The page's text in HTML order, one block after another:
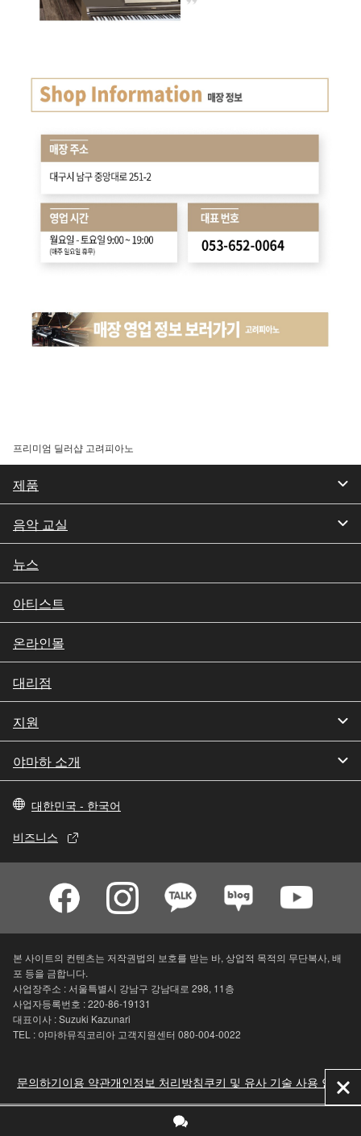
닫
기
프리미엄 딜러샵 고려피아노
제품
음악 교실
뉴스
아티스트
온라인몰
대리점
지원
야마하 소개
대한민국 - 한국어
비즈니스
본 사이트의 컨텐츠는 저작권법의 보호를 받는 바, 상업적 목적의 무단복사, 배
포 등을 금합니다.
사업장주소 : 서울특별시 강남구 강남대로 298, 11층
사업자등록번호 : 220-86-19131
대표이사 : Suzuki Kazunari
TEL : 야마하뮤직코리아 고객지원센터 080-004-0022
문의하기이용 약관개인정보 처리방침쿠키 및 유사 기술 사용 안내
© Yamaha Corporation.